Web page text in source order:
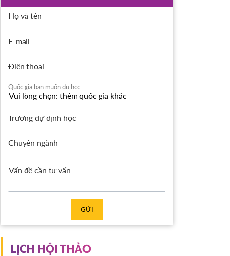
Họ và tên
E-mail
Điện thoại
Quốc gia bạn muốn du học
Trường dự định học
Chuyên ngành
GỬI
LỊCH HỘI THẢO